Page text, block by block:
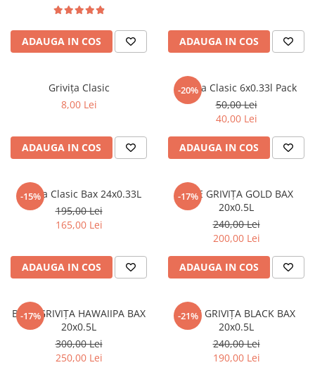
ADAUGA IN COS ADAUGA IN COS
Grivița Clasic
8,00 Lei
ADAUGA IN COS
-20%
Grivița Clasic 6x0.33l Pack
50,00 Lei
40,00 Lei
ADAUGA IN COS
-15%
Grivița Clasic Bax 24x0.33L
195,00 Lei
165,00 Lei
ADAUGA IN COS
-17%
BERE GRIVIȚA GOLD BAX
20x0.5L
240,00 Lei
200,00 Lei
ADAUGA IN COS
-17%
BERE GRIVIȚA HAWAIIPA BAX
20x0.5L
300,00 Lei
250,00 Lei
-21%
BERE GRIVIȚA BLACK BAX
20x0.5L
240,00 Lei
190,00 Lei